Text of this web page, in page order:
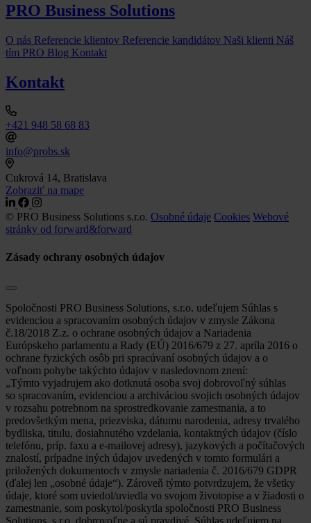
PRO Business Solutions
O nás Referencie klientov Referencie kandidátov Naši klienti Náš
tím PRO Blog Kontakt
Kontakt
+421 948 58 68 83
info@probs.sk
Cukrová 14, Bratislava
Zobraziť na mape
© PRO Business Solutions s.r.o. Osobné údaje Cookies Webové
stránky od forward&forward
Zásady ochrany osobných údajov
Spoločnosti PRO Business Solutions, s.r.o. udeľujem Súhlas s
evidenciou a spracovaním osobných údajov v zmysle Zákona
č.18/2018 Z.z. o ochrane osobných údajov a Nariadenia
Európskeho parlamentu a Rady (EÚ) 2016/679 z 27. apríla 2016 o
ochrane fyzických osôb pri spracúvaní osobných údajov a o
voľnom pohybe takýchto údajov v nasledovnom znení:
„Týmto vyjadrujem ako dotknutá osoba svoj dobrovoľný súhlas
so spracovaním, evidenciou a archiváciou svojich osobných údajov
v rozsahu potrebnom na sprostredkovanie zamestnania, a to
predovšetkým mena, priezviska, dátumu narodenia, adresy trvalého
bydliska, titulu, dosiahnutého vzdelania, kontaktných údajov (číslo
telefónu, príp. faxu a e-mailovej adresy), jazykových a počítačových
znalostí, prípadne iných údajov uvedených v tomto formulári a
priložených dokumentoch v zmysle nariadenia č. 2016/679 GDPR
(ďalej len „osobné údaje“). Zároveň týmto potvrdzujem, že všetky
údaje, ktoré som uviedol/uviedla vo svojom životopise a v žiadosti o
zamestnanie, som poskytol/poskytla spoločnosti PRO Business
Solutions, s.r.o. dobrovoľne a sú pravdivé. Súhlas udeľujem na